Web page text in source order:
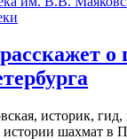
о
историк, гид,
истории шахмат в